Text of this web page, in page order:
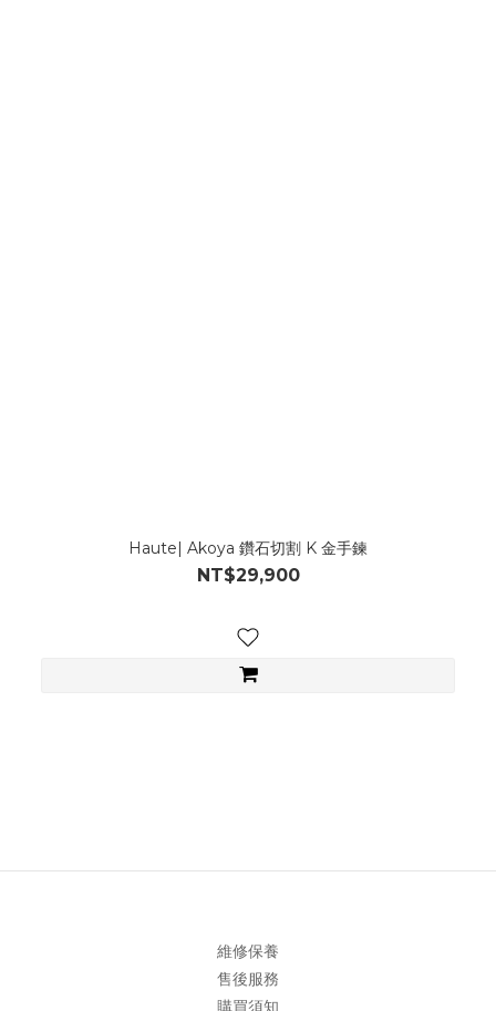
Haute| Akoya 鑽石切割 K 金手鍊
NT$29,900
維修保養
售後服務
購買須知